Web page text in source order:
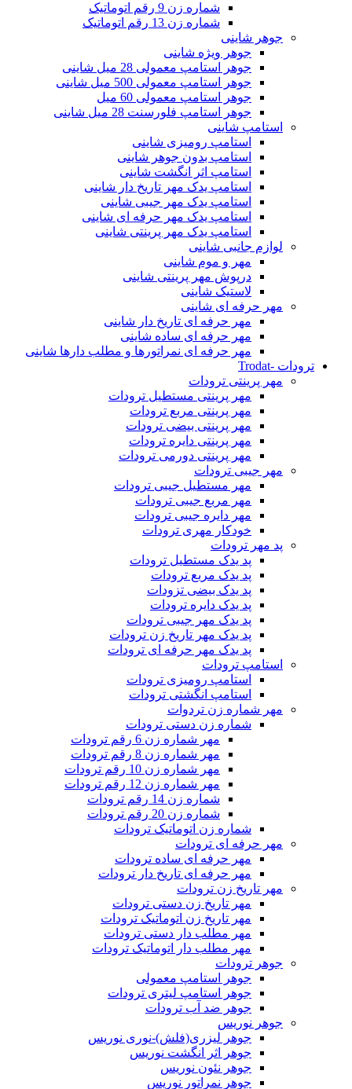
شماره زن 9 رقم اتوماتیک
شماره زن 13 رقم اتوماتیک
جوهر شاینی
جوهر ویژه شاینی
جوهر استامپ معمولی 28 میل شاینی
جوهر استامپ معمولی 500 میل شاینی
جوهر استامپ معمولی 60 میل
جوهر استامپ فلورسنت 28 میل شاینی
استامپ شاینی
استامپ رومیزی شاینی
استامپ بدون جوهر شاینی
استامپ اثر انگشت شاینی
استامپ یدک مهر تاریخ دار شاینی
استامپ یدک مهر جیبی شاینی
استامپ یدک مهر حرفه ای شاینی
استامپ یدک مهر پرینتی شاینی
لوازم جانبی شاینی
مهر و موم شاینی
درپوش مهر پرینتی شاینی
لاستیک شاینی
مهر حرفه ای شاینی
مهر حرفه ای تاریخ دار شاینی
مهر حرفه ای ساده شاینی
مهر حرفه ای نمراتورها و مطلب دارها شاینی
ترودات -Trodat
مهر پرینتی ترودات
مهر پرینتی مستطیل ترودات
مهر پرینتی مربع ترودات
مهر پرینتی بیضی ترودات
مهر پرینتی دایره ترودات
مهر پرینتی دورمی ترودات
مهر جیبی ترودات
مهر مستطیل جیبی ترودات
مهر مربع جیبی ترودات
مهر دایره جیبی ترودات
خودکار مهری ترودات
پد مهر ترودات
پد یدک مستطیل ترودات
پد یدک مربع ترودات
پد یدک بیضی تزودات
پد یدک دایره ترودات
پد یدک مهر جیبی ترودات
پد یدک مهر تاریخ زن ترودات
پد یدک مهر حرفه ای ترودات
استامپ ترودات
استامپ رومیزی ترودات
استامپ انگشتی ترودات
مهر شماره زن تردوات
شماره زن دستی ترودات
مهر شماره زن 6 رقم ترودات
مهر شماره زن 8 رقم ترودات
مهر شماره زن 10 رقم ترودات
مهر شماره زن 12 رقم ترودات
شماره زن 14 رقم ترودات
شماره زن 20 رقم ترودات
شماره زن اتوماتیک ترودات
مهر حرفه ای ترودات
مهر حرفه ای ساده ترودات
مهر حرفه ای تاریخ دار ترودات
مهر تاریخ زن ترودات
مهر تاریخ زن دستی ترودات
مهر تاریخ زن اتوماتیک ترودات
مهر مطلب دار دستی ترودات
مهر مطلب دار اتوماتیک ترودات
جوهر ترودات
جوهر استامپ معمولی
جوهر استامپ لیتری ترودات
جوهر ضد آب ترودات
جوهر نوریس
جوهر لیزری(فلش)-نوری نوریس
جوهر اثر انگشت نوریس
جوهر نئون نوریس
جوهر نمراتور نوریس